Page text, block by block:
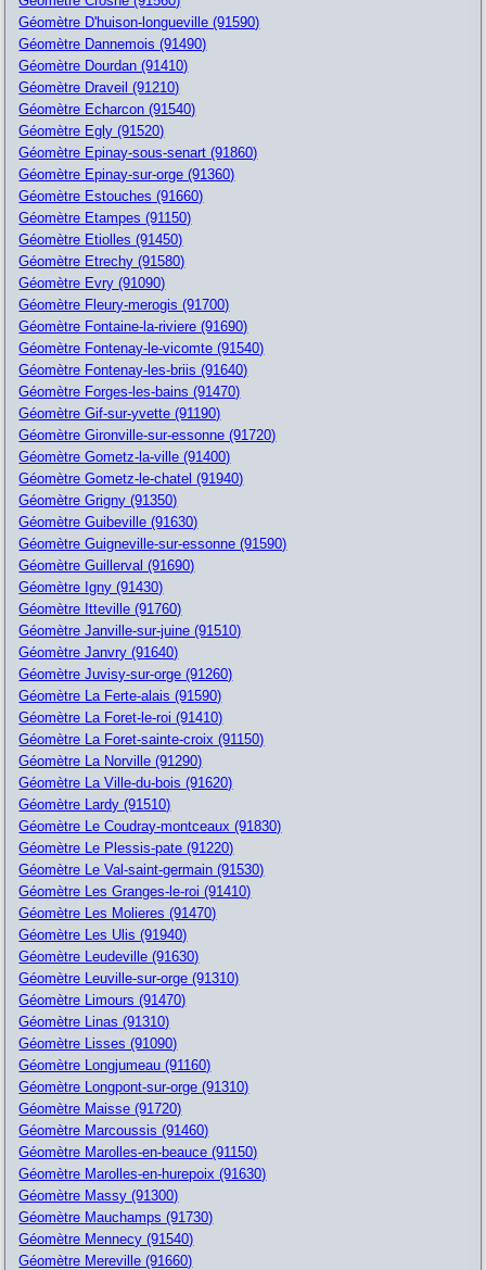
Géomètre D'huison-longueville (91590)
Géomètre Dannemois (91490)
Géomètre Dourdan (91410)
Géomètre Draveil (91210)
Géomètre Echarcon (91540)
Géomètre Egly (91520)
Géomètre Epinay-sous-senart (91860)
Géomètre Epinay-sur-orge (91360)
Géomètre Estouches (91660)
Géomètre Etampes (91150)
Géomètre Etiolles (91450)
Géomètre Etrechy (91580)
Géomètre Evry (91090)
Géomètre Fleury-merogis (91700)
Géomètre Fontaine-la-riviere (91690)
Géomètre Fontenay-le-vicomte (91540)
Géomètre Fontenay-les-briis (91640)
Géomètre Forges-les-bains (91470)
Géomètre Gif-sur-yvette (91190)
Géomètre Gironville-sur-essonne (91720)
Géomètre Gometz-la-ville (91400)
Géomètre Gometz-le-chatel (91940)
Géomètre Grigny (91350)
Géomètre Guibeville (91630)
Géomètre Guigneville-sur-essonne (91590)
Géomètre Guillerval (91690)
Géomètre Igny (91430)
Géomètre Itteville (91760)
Géomètre Janville-sur-juine (91510)
Géomètre Janvry (91640)
Géomètre Juvisy-sur-orge (91260)
Géomètre La Ferte-alais (91590)
Géomètre La Foret-le-roi (91410)
Géomètre La Foret-sainte-croix (91150)
Géomètre La Norville (91290)
Géomètre La Ville-du-bois (91620)
Géomètre Lardy (91510)
Géomètre Le Coudray-montceaux (91830)
Géomètre Le Plessis-pate (91220)
Géomètre Le Val-saint-germain (91530)
Géomètre Les Granges-le-roi (91410)
Géomètre Les Molieres (91470)
Géomètre Les Ulis (91940)
Géomètre Leudeville (91630)
Géomètre Leuville-sur-orge (91310)
Géomètre Limours (91470)
Géomètre Linas (91310)
Géomètre Lisses (91090)
Géomètre Longjumeau (91160)
Géomètre Longpont-sur-orge (91310)
Géomètre Maisse (91720)
Géomètre Marcoussis (91460)
Géomètre Marolles-en-beauce (91150)
Géomètre Marolles-en-hurepoix (91630)
Géomètre Massy (91300)
Géomètre Mauchamps (91730)
Géomètre Mennecy (91540)
Géomètre Mereville (91660)